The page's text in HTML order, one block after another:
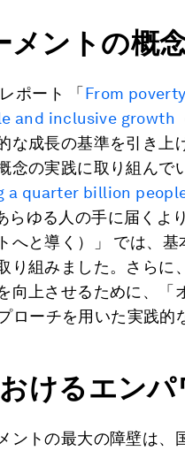
メントの概
ポート 「 From
and inclusive growth
な成長の基準を引き上
念の実践に取り組んで
a quarter billion
らゆる人の手に届く
へと導く）」 では、
り組みました。さらに、
向上させるために、
ローチを用いた実践的
けるエン
ントの最大の障壁は、